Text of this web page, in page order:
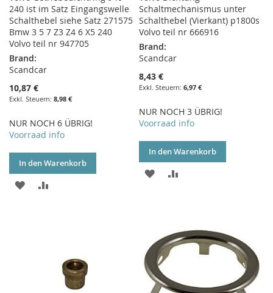
240 ist im Satz Eingangswelle
Schalthebel siehe Satz 271575
Bmw 3 5 7 Z3 Z4 6 X5 240
Volvo teil nr 947705
Brand:
Scandcar
10,87 €
8,98 €
NUR NOCH 6 ÜBRIG!
Voorraad info
In den Warenkorb
ZUR
Schaltmechanismus unter
Schalthebel (Vierkant) p1800s
Volvo teil nr 666916
Brand:
Scandcar
8,43 €
6,97 €
NUR NOCH 3 ÜBRIG!
Voorraad info
In den Warenkorb
ZUR